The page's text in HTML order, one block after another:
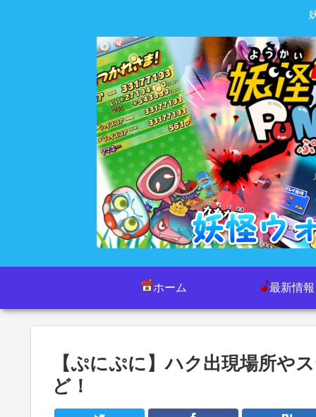
ホーム 最新情報
【ぷにぷに】ハク出現場所や
ど！